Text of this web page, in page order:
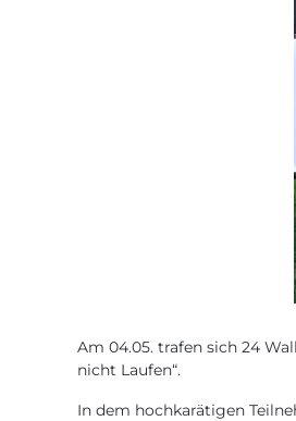
Am 04.05. trafen sich 24
nicht Laufen“.
In dem hochkarätigen